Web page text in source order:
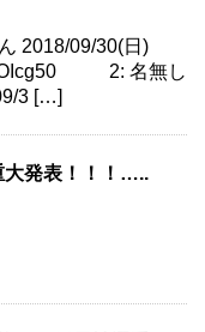
2018/09/30(日)
2: 名無し
3 […]
大発表！！！…..